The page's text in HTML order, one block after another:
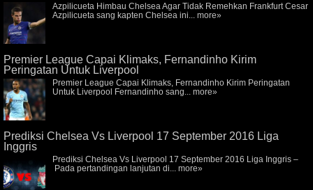
Azpilicueta Himbau Chelsea Agar Tidak Remehkan Frankfurt Cesar
Azpilicueta sang kapten Chelsea ini... more»
Premier League Capai Klimaks, Fernandinho Kirim
Peringatan Untuk Liverpool
Premier League Capai Klimaks, Fernandinho Kirim Peringatan
Untuk Liverpool Fernandinho sang... more»
Prediksi Chelsea Vs Liverpool 17 September 2016 Liga
Inggris
Prediksi Chelsea Vs Liverpool 17 September 2016 Liga Inggris –
Pada pertandingan lanjutan di... more»